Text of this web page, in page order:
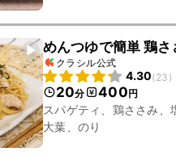
めんつゆで簡単 鶏
クラシル公式
4.30(23 )
20分 400円
スパゲティ、鶏ささみ、
大葉、のり